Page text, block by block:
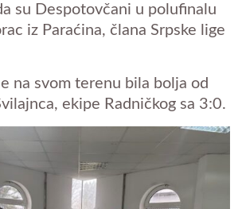
su Despotovčani u polufinalu
iz Paraćina, člana Srpske lige
na svom terenu bila bolja od
ekipe Radničkog sa 3:0.